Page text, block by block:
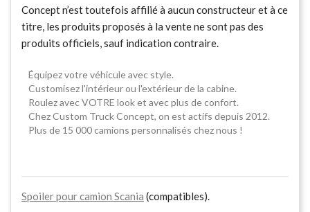
Concept n’est toutefois affilié à aucun constructeur et à ce
titre, les produits proposés à la vente ne sont pas des
produits officiels, sauf indication contraire.
Équipez votre véhicule avec style.
Customisez l'intérieur ou l'extérieur de la cabine.
Roulez avec VOTRE look et avec plus de confort.
Chez Custom Truck Concept, on est actifs depuis 2012.
Plus de 15 000 camions personnalisés chez nous !
Spoiler pour camion Scania (compatibles).